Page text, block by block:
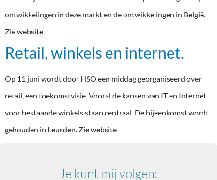
ontwikkelingen in deze markt en de ontwikkelingen in België.
Zie website
Retail, winkels en internet.
Op 11 juni wordt door HSO een middag georganiseerd over
retail, een toekomstvisie. Vooral de kansen van IT en Internet
voor bestaande winkels staan centraal. De bijeenkomst wordt
gehouden in Leusden. Zie website
Je kunt mij volgen: